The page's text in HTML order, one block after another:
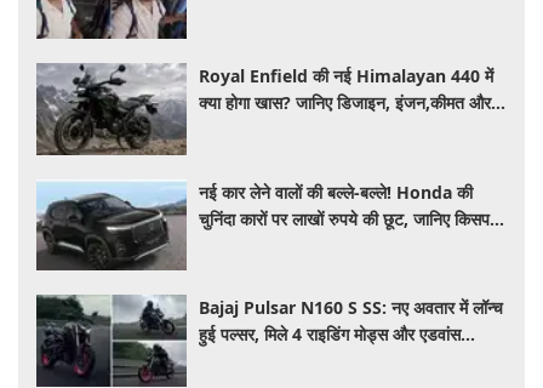
Royal Enfield की नई Himalayan 440 में
क्या होगा खास? जानिए डिजाइन, इंजन,कीमत और
नई कार लेने वालों की बल्ले-बल्ले! Honda की
चुनिंदा कारों पर लाखों रुपये की छूट, जानिए किसपर-
Bajaj Pulsar N160 S SS: नए अवतार में लॉन्च
हुई पल्सर, मिले 4 राइडिंग मोड्स और एडवांस